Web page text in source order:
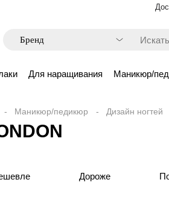
Для наращивания Маникюр/
Маникюр/педикюр Дизайн ногтей
Дороже